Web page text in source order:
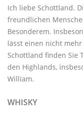
Ich liebe Schottland.
freundlichen
Besonderem.
lässt einen nicht
Schottland finden Sie
den Highlands,
William.
WHISKY